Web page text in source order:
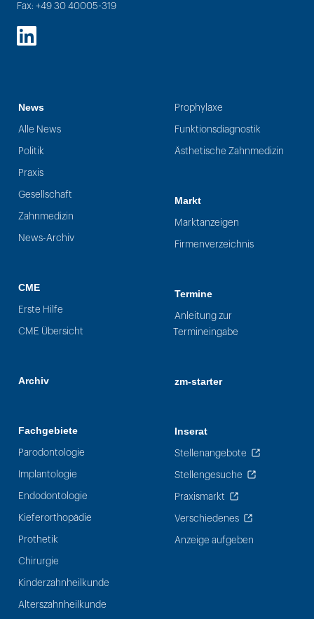
Fax: +49 30 40005-319
LinkedIn
News
Alle News
Politik
Praxis
Gesellschaft
Zahnmedizin
News-Archiv
CME
Erste Hilfe
CME Übersicht
Archiv
Fachgebiete
Parodontologie
Implantologie
Endodontologie
Kieferorthopädie
Prothetik
Chirurgie
Kinderzahnheilkunde
Alterszahnheilkunde
Prophylaxe
Funktionsdiagnostik
Ästhetische Zahnmedizin
Markt
Marktanzeigen
Firmenverzeichnis
Termine
Anleitung zur
Termineingabe
zm-starter
Inserat
Stellenangebote
Stellengesuche
Praxismarkt
Verschiedenes
Anzeige aufgeben